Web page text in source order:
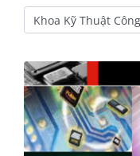
Course categories